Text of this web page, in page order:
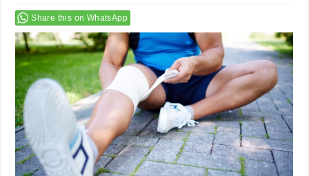
Share this on WhatsApp